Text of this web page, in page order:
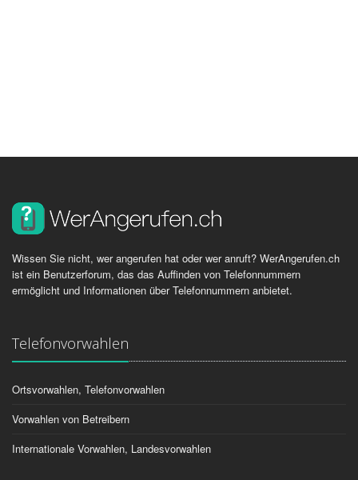
Wissen Sie nicht, wer angerufen hat oder wer anruft? WerAngerufen.ch
ist ein Benutzerforum, das das Auffinden von Telefonnummern
ermöglicht und Informationen über Telefonnummern anbietet.
Telefonvorwahlen
Ortsvorwahlen, Telefonvorwahlen
Vorwahlen von Betreibern
Internationale Vorwahlen, Landesvorwahlen